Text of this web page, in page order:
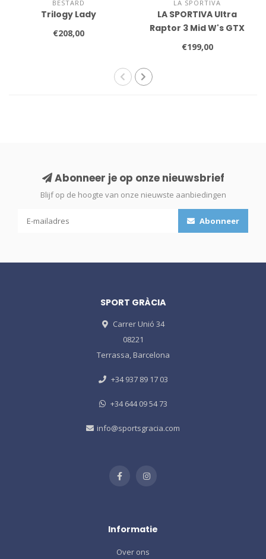
BESTARD
Trilogy Lady
€208,00
LA SPORTIVA
LA SPORTIVA Ultra
Raptor 3 Mid W's GTX
€199,00
Abonneer je op onze nieuwsbrief
Blijf op de hoogte van onze nieuwste aanbiedingen
Abonneer
SPORT GRÀCIA
Carrer Unió 34
08221
Terrassa, Barcelona
+34 937 89 17 03
+34 644 09 54 73
info@sportsgracia.com
Informatie
Over ons